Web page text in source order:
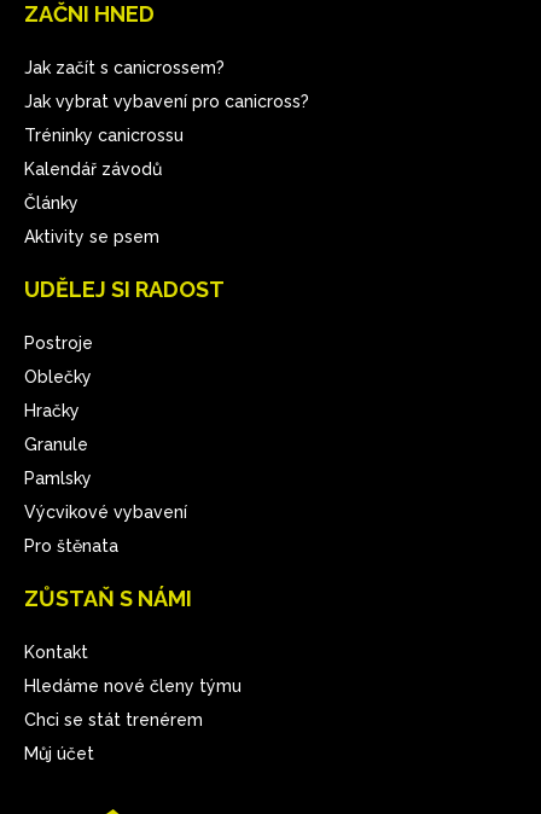
ZAČNI HNED
Jak začít s canicrossem?
Jak vybrat vybavení pro canicross?
Tréninky canicrossu
Kalendář závodů
Články
Aktivity se psem
UDĚLEJ SI RADOST
Postroje
Oblečky
Hračky
Granule
Pamlsky
Výcvikové vybavení
Pro štěnata
ZŮSTAŇ S NÁMI
Kontakt
Hledáme nové členy týmu
Chci se stát trenérem
Můj účet